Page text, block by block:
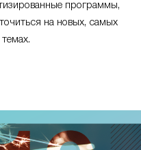
программы,
на новых, самых